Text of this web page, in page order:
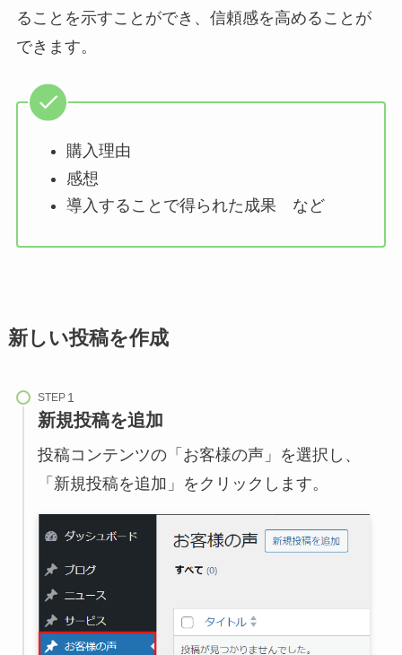
ることを示すことができ、信頼感を高めることが
できます。
購入理由
感想
導入することで得られた成果 など
新しい投稿を作成
STEP
新規投稿を追加
投稿コンテンツの「お客様の声」を選択し、
「新規投稿を追加」をクリックします。